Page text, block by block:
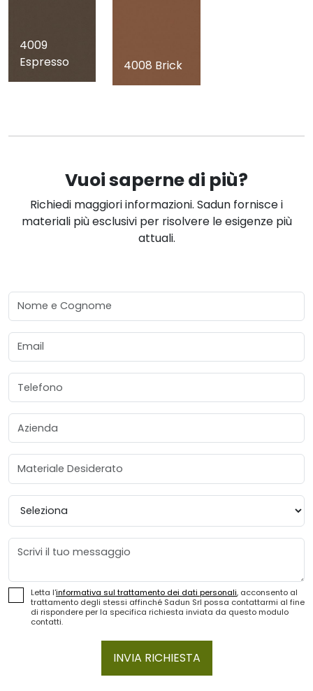
4009
Espresso
4008 Brick
Vuoi saperne di più?
Richiedi maggiori informazioni. Sadun fornisce i
materiali più esclusivi per risolvere le esigenze più
attuali.
Nome e Cognome
Email
Telefono
Azienda
Materiale Desiderato
Provincia
Messaggio
Letta l'informativa sul trattamento dei dati personali, acconsento al
trattamento degli stessi affinché Sadun Srl possa contattarmi al fine
di rispondere per la specifica richiesta inviata da questo modulo
contatti.
INVIA RICHIESTA